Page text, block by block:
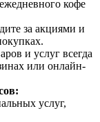
кофе
за акциями и
и услуг всегда
или онлайн-
услуг,